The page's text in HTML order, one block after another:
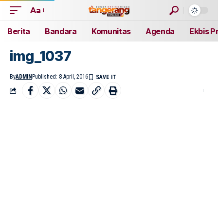
Aa
Berita Bandara Komunitas Agenda Ekbis
img_1037
ByADMIN Published: 8 April, 2016